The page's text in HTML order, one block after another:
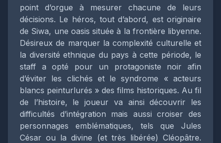
point d’orgue à mesurer chacune de leurs
décisions. Le héros, tout d’abord, est originaire
de Siwa, une oasis située à la frontière libyenne.
Désireux de marquer la complexité culturelle et
la diversité ethnique du pays à cette période, le
staff a opté pour un protagoniste noir afin
d’éviter les clichés et le syndrome « acteurs
blancs peinturlurés » des films historiques. Au fil
de l’histoire, le joueur va ainsi découvrir les
difficultés d’intégration mais aussi croiser des
personnages emblématiques, tels que Jules
César ou la divine (et très libérée) Cléopâtre.